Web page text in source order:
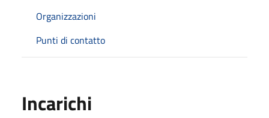
Organizzazioni
Punti di contatto
Incarichi